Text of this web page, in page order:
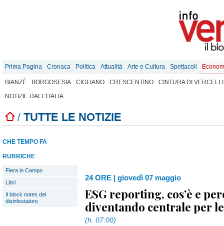
Prima Pagina Cronaca Politica Attualità Arte e Cultura Spettacoli
BIANZÈ BORGOSESIA CIGLIANO CRESCENTINO
CINTURA DI VERCELLI
NOTIZIE DALL'ITALIA
/ TUTTE LE NOTIZIE
CHE TEMPO FA
RUBRICHE
Fiera in Campo
Libri
Il block notes del
disinfestatore
24 ORE | giovedì 07 maggio
ESG reporting, cos’è e
diventando centrale per
(h. 07:00)